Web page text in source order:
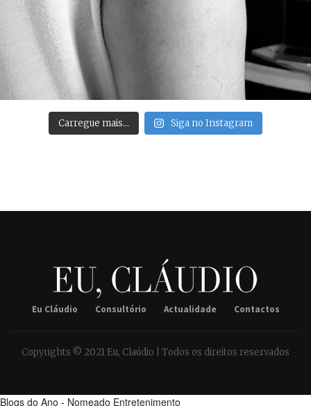
Carregue mais… Siga no Instagram
Eu Cláudio Consultório Actualidade Contactos
Copyrights © 2021 Eu, Claúdio | Todos os direitos reservados
Blogs do Ano - Nomeado Entretenimento